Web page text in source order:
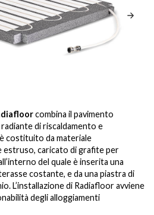
combina il pavimento
di riscaldamento e
costituito da materiale
caricato di grafite per
del quale è inserita una
costante, e da una piastra di
L’installazione di Radiafloor avviene
degli alloggiamenti